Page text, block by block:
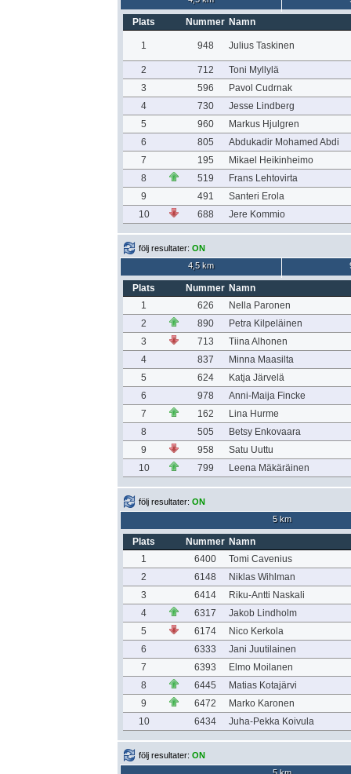
Plats Nummer Namn
1 948 Julius Taskinen
2 712
Toni Myllylä
3
596
Pavol Cudrnak
4
730
Jesse Lindberg
5
960
Markus Hjulgren
6
805
Abdukadir Mohamed Abdi
7
195
Mikael Heikinheimo
8
519
Frans Lehtovirta
9
491
Santeri Erola
10
688 Jere Kommio
följ resultater: ON
4,5 km
Plats Nummer Namn
1
626
Nella Paronen
2
890
Petra Kilpeläinen
3
713
Tiina Alhonen
4
837
Minna Maasilta
5
624
Katja Järvelä
6
978
Anni-Maija Fincke
7
162
Lina Hurme
8
505
Betsy Enkovaara
9
958
Satu Uuttu
10
799 Leena Mäkäräinen
följ resultater: ON
5 km
Plats Nummer Namn
1
6400
Tomi Cavenius
2
6148
Niklas Wihlman
3
6414
Riku-Antti Naskali
4
6317
Jakob Lindholm
5
6174
Nico Kerkola
6
6333
Jani Juutilainen
7
6393
Elmo Moilanen
8
6445
Matias Kotajärvi
9
6472
Marko Karonen
10
6434 Juha-Pekka Koivula
följ resultater: ON